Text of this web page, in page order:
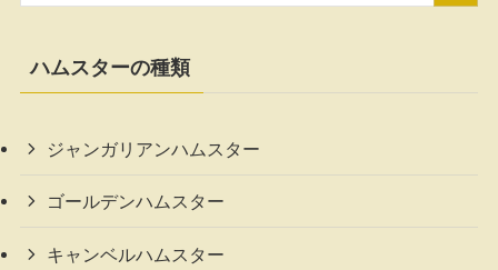
ハムスターの種類
ジャンガリアンハムスター
ゴールデンハムスター
キャンベルハムスター